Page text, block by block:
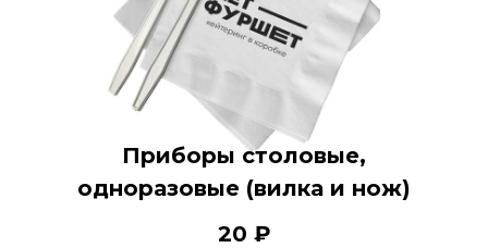
Приборы столовые,
одноразовые (вилка и нож)
20 ₽